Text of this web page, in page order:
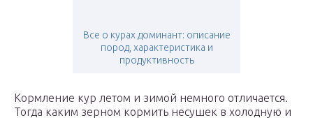
Все о курах доминант: описание
пород, характеристика и
продуктивность
Кормление кур летом и зимой немного отличается.
Тогда каким зерном кормить несушек в холодную и